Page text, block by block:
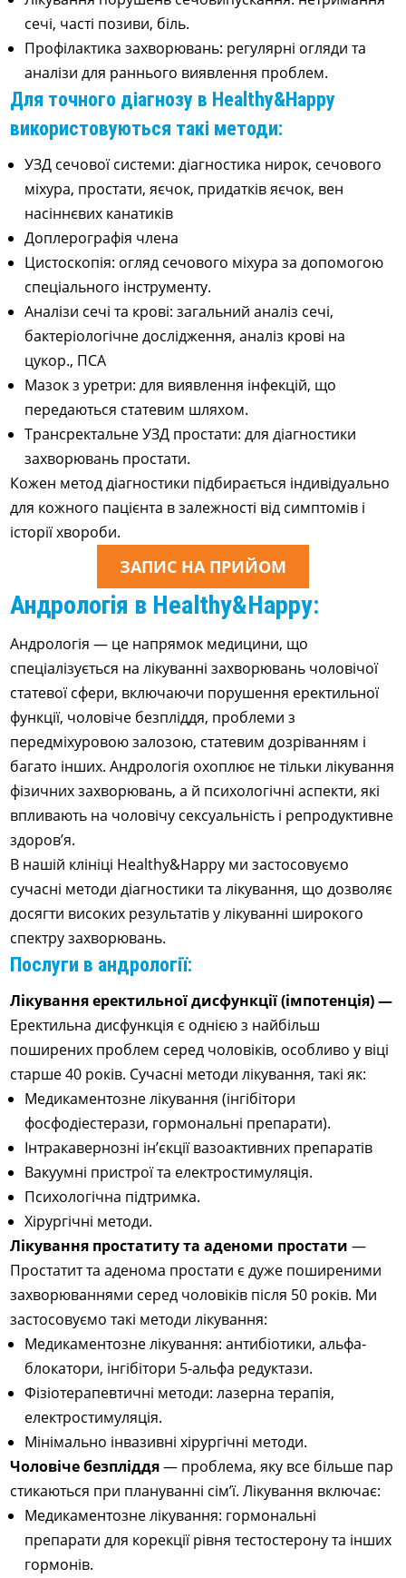
сечі, часті позиви, біль.
Профілактика захворювань: регулярні огляди та
аналізи для раннього виявлення проблем.
Для точного діагнозу в Healthy&Happy
використовуються такі методи:
УЗД сечової системи: діагностика нирок, сечового
міхура, простати, яєчок, придатків яєчок, вен
насіннєвих канатиків
Доплерографія члена
Цистоскопія: огляд сечового міхура за допомогою
спеціального інструменту.
Аналізи сечі та крові: загальний аналіз сечі,
бактеріологічне дослідження, аналіз крові на
цукор., ПСА
Мазок з уретри: для виявлення інфекцій, що
передаються статевим шляхом.
Трансректальне УЗД простати: для діагностики
захворювань простати.
Кожен метод діагностики підбирається індивідуально
для кожного пацієнта в залежності від симптомів і
історії хвороби.
ЗАПИС НА ПРИЙОМ
Андрологія в Healthy&Happy:
Андрологія — це напрямок медицини, що
спеціалізується на лікуванні захворювань чоловічої
статевої сфери, включаючи порушення еректильної
функції, чоловіче безпліддя, проблеми з
передміхуровою залозою, статевим дозріванням і
багато інших. Андрологія охоплює не тільки лікування
фізичних захворювань, а й психологічні аспекти, які
впливають на чоловічу сексуальність і репродуктивне
здоров’я.
В нашій клініці Healthy&Happy ми застосовуємо
сучасні методи діагностики та лікування, що дозволяє
досягти високих результатів у лікуванні широкого
спектру захворювань.
Послуги в андрології:
Лікування еректильної дисфункції (імпотенція) —
Еректильна дисфункція є однією з найбільш
поширених проблем серед чоловіків, особливо у віці
старше 40 років. Сучасні методи лікування, такі як:
Медикаментозне лікування (інгібітори
фосфодіестерази, гормональні препарати).
Інтракавернозні ін’єкції вазоактивних препаратів
Вакуумні пристрої та електростимуляція.
Психологічна підтримка.
Хірургічні методи.
Лікування простатиту та аденоми простати —
Простатит та аденома простати є дуже поширеними
захворюваннями серед чоловіків після 50 років. Ми
застосовуємо такі методи лікування:
Медикаментозне лікування: антибіотики, альфа-
блокатори, інгібітори 5-альфа редуктази.
Фізіотерапевтичні методи: лазерна терапія,
електростимуляція.
Мінімально інвазивні хірургічні методи.
Чоловіче безпліддя— проблема, яку все більше пар
стикаються при плануванні сім’ї. Лікування включає:
Медикаментозне лікування: гормональні
препарати для корекції рівня тестостерону та інших
гормонів.